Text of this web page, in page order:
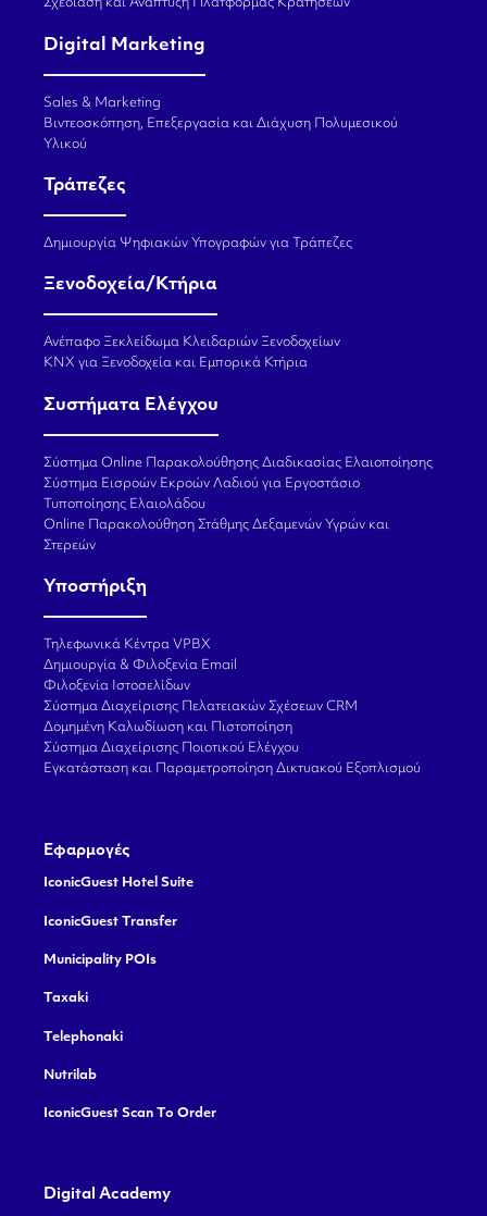
Σχεδίαση και Ανάπτυξη Πλατφόρμας Κρατήσεων
Digital Marketing
Sales & Marketing
Βιντεοσκόπηση, Επεξεργασία και Διάχυση Πολυμεσικού
Υλικού
Τράπεζες
Δημιουργία Ψηφιακών Υπογραφών για Τράπεζες
Ξενοδοχεία/Κτήρια
Ανέπαφο Ξεκλείδωμα Κλειδαριών Ξενοδοχείων
KNX για Ξενοδοχεία και Εμπορικά Κτήρια
Συστήματα Ελέγχου
Σύστημα Online Παρακολούθησης Διαδικασίας Ελαιοποίησης
Σύστημα Εισροών Εκροών Λαδιού για Εργοστάσιο
Τυποποίησης Ελαιολάδου
Online Παρακολούθηση Στάθμης Δεξαμενών Υγρών και
Στερεών
Υποστήριξη
Τηλεφωνικά Κέντρα VPBX
Δημιουργία & Φιλοξενία Email
Φιλοξενία Ιστοσελίδων
Σύστημα Διαχείρισης Πελατειακών Σχέσεων CRM
Δομημένη Καλωδίωση και Πιστοποίηση
Σύστημα Διαχείρισης Ποιοτικού Ελέγχου
Εγκατάσταση και Παραμετροποίηση Δικτυακού Εξοπλισμού
Εφαρμογές
IconicGuest Hotel Suite
IconicGuest Transfer
Municipality POIs
Taxaki
Telephonaki
Nutrilab
IconicGuest Scan To Order
Digital Academy